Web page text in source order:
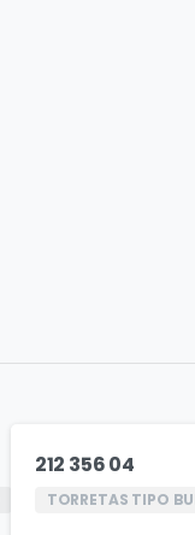
212 356 04
TORRETAS TIPO